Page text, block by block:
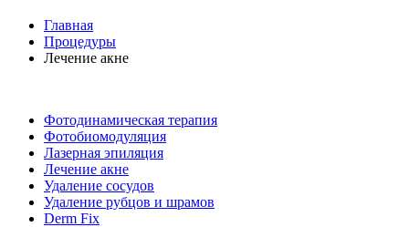
Главная
Процедуры
Лечение акне
Фотодинамическая терапия
Фотобиомодуляция
Лазерная эпиляция
Лечение акне
Удаление сосудов
Удаление рубцов и шрамов
Derm Fix